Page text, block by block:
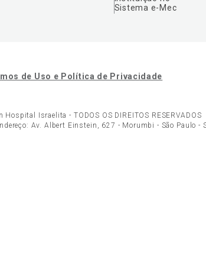
Sistema e-Mec
de Uso e Política de Privacidade
Hospital Israelita - TODOS OS DIREITOS RESERVADOS
Av. Albert Einstein, 627 - Morumbi - São Paulo -